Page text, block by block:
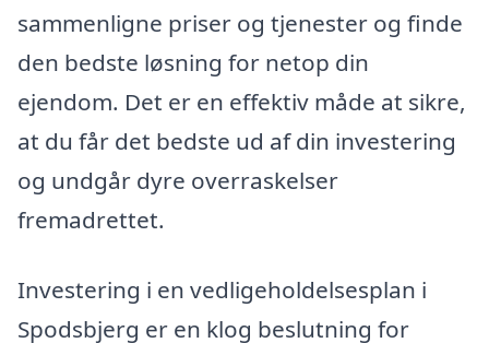
sammenligne priser og tjenester og finde
den bedste løsning for netop din
ejendom. Det er en effektiv måde at sikre,
at du får det bedste ud af din investering
og undgår dyre overraskelser
fremadrettet.
Investering i en vedligeholdelsesplan i
Spodsbjerg er en klog beslutning for